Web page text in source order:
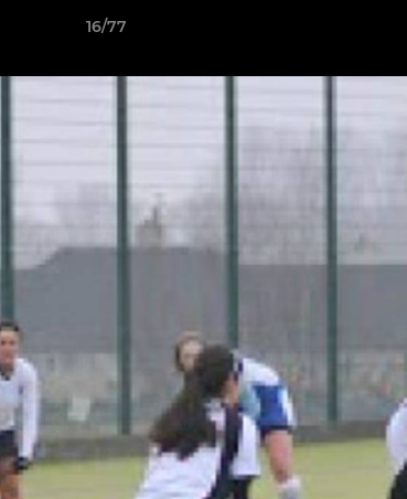
16/77